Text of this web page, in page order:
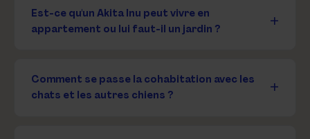
Est-ce qu'un Akita Inu peut vivre en
appartement ou lui faut-il un jardin ?
Comment se passe la cohabitation avec les
chats et les autres chiens ?